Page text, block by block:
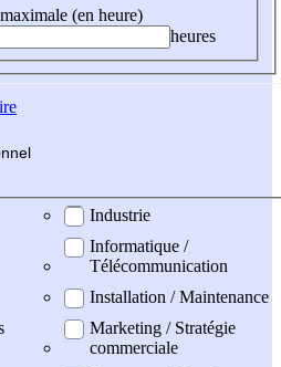
(en heure)
heures
Industrie
Informatique /
Télécommunication
Installation / Maintenance
Marketing / Stratégie
commerciale